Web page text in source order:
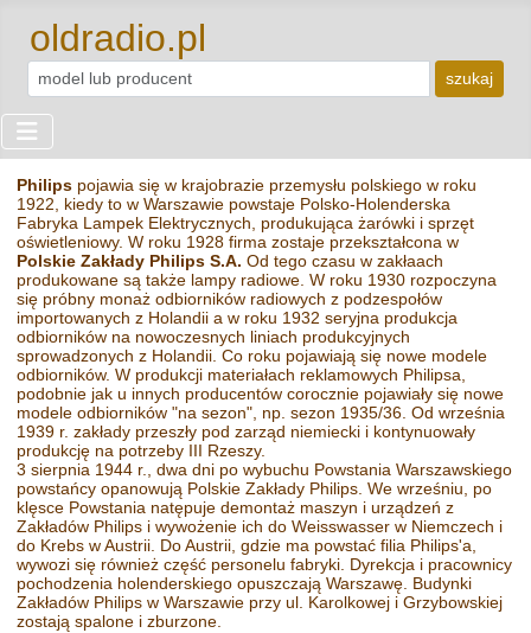
oldradio.pl
szukaj
Philips pojawia się w krajobrazie przemysłu polskiego w roku
1922, kiedy to w Warszawie powstaje Polsko-Holenderska
Fabryka Lampek Elektrycznych, produkująca żarówki i sprzęt
oświetleniowy. W roku 1928 firma zostaje przekształcona w
Polskie Zakłady Philips S.A. Od tego czasu w zakłaach
produkowane są także lampy radiowe. W roku 1930 rozpoczyna
się próbny monaż odbiorników radiowych z podzespołów
importowanych z Holandii a w roku 1932 seryjna produkcja
odbiorników na nowoczesnych liniach produkcyjnych
sprowadzonych z Holandii. Co roku pojawiają się nowe modele
odbiorników. W produkcji materiałach reklamowych Philipsa,
podobnie jak u innych producentów corocznie pojawiały się nowe
modele odbiorników "na sezon", np. sezon 1935/36. Od września
1939 r. zakłady przeszły pod zarząd niemiecki i kontynuowały
produkcję na potrzeby III Rzeszy.
3 sierpnia 1944 r., dwa dni po wybuchu Powstania Warszawskiego
powstańcy opanowują Polskie Zakłady Philips. We wrześniu, po
klęsce Powstania natępuje demontaż maszyn i urządzeń z
Zakładów Philips i wywożenie ich do Weisswasser w Niemczech i
do Krebs w Austrii. Do Austrii, gdzie ma powstać filia Philips'a,
wywozi się również część personelu fabryki. Dyrekcja i pracownicy
pochodzenia holenderskiego opuszczają Warszawę. Budynki
Zakładów Philips w Warszawie przy ul. Karolkowej i Grzybowskiej
zostają spalone i zburzone.